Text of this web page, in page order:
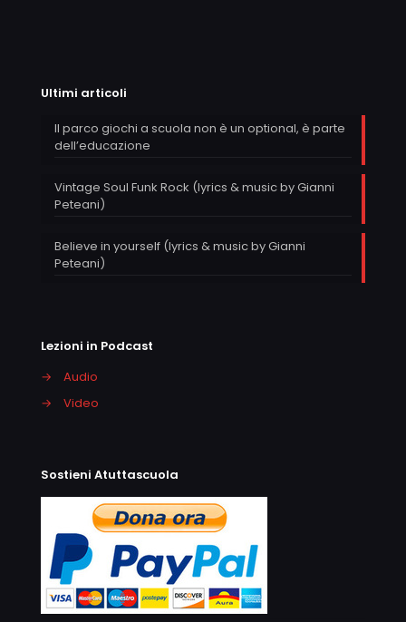
Ultimi articoli
Il parco giochi a scuola non è un optional, è parte
dell’educazione
Vintage Soul Funk Rock (lyrics & music by Gianni
Peteani)
Believe in yourself (lyrics & music by Gianni
Peteani)
Lezioni in Podcast
→
Audio
→
Video
Sostieni Atuttascuola